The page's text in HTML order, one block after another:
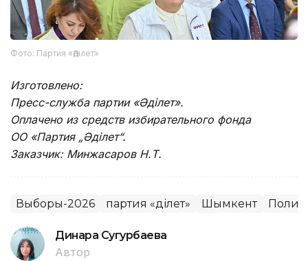
Фото: Партия «Әділет»
Изготовлено:
Пресс-служба партии «Әділет».
Оплачено из средств избирательного фонда
ОО «Партия „Әділет“.
Заказчик: Минжасаров Н.Т.
Выборы-2026 партия «Әділет» Шымкент
Динара Сугурбаева
Автор